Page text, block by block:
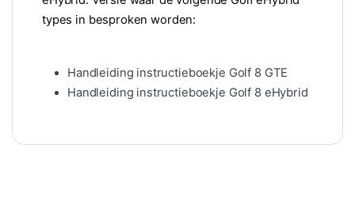
types in besproken worden:
Handleiding instructieboekje Golf 8 GTE
Handleiding instructieboekje Golf 8 eHybrid